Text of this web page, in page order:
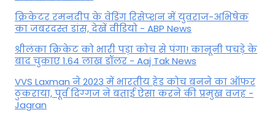
क्रिकेटर रमनदीप के वेडिंग रिसेप्शन में युवराज-अभिषेक
का जबरदस्त डांस, देखें वीडियो - ABP News
श्रीलंका क्रिकेट को भारी पड़ा कोच से पंगा! कानूनी पचड़े के
बाद चुकाए 1.64 लाख डॉलर - Aaj Tak News
VVS Laxman ने 2023 में भारतीय हेड कोच बनने का ऑफर
ठुकराया, पूर्व दिग्‍गज ने बताई ऐसा करने की प्रमुख वजह -
Jagran